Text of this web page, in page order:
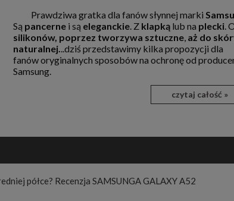
Prawdziwa gratka dla fanów słynnej marki
Są pancerne i są eleganckie. Z klapką lub na plecki.
silikonów, poprzez tworzywa sztuczne, aż do
naturalnej...dziś przedstawimy kilka propozycji dla
fanów oryginalnych sposobów na ochronę od
Samsung.
czytaj całość »
półce? Recenzja SAMSUNGA GALAXY A52